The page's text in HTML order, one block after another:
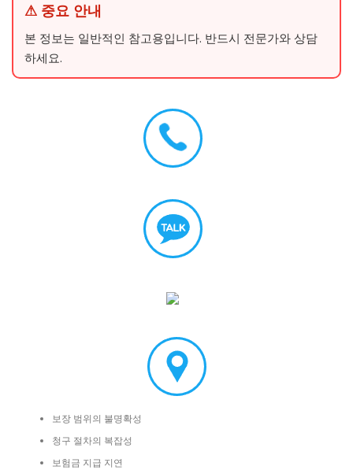
⚠ 중요 안내
본 정보는 일반적인 참고용입니다. 반드시 전문가와 상담
하세요.
보장 범위의 불명확성
청구 절차의 복잡성
보험금 지급 지연